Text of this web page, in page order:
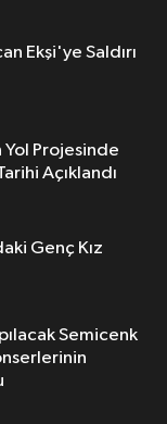
Ekşi'ye Saldırı
Projesinde
Açıklandı
Genç Kız
Semicenk